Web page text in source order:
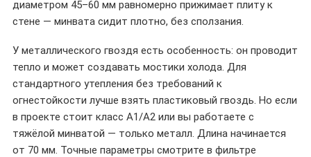
диаметром 45–60 мм равномерно прижимает плиту к
стене — минвата сидит плотно, без сползания.
У металлического гвоздя есть особенность: он проводит
тепло и может создавать мостики холода. Для
стандартного утепления без требований к
огнестойкости лучше взять пластиковый гвоздь. Но если
в проекте стоит класс А1/А2 или вы работаете с
тяжёлой минватой — только металл. Длина начинается
от 70 мм. Точные параметры смотрите в фильтре